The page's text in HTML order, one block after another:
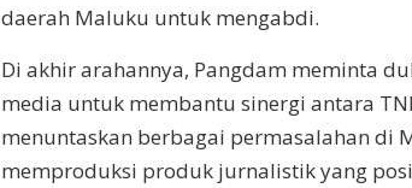
daerah Maluku untuk mengabdi.
Di akhir arahannya, Pangdam meminta
media untuk membantu sinergi antara
menuntaskan berbagai permasalahan di
memproduksi produk jurnalistik yang